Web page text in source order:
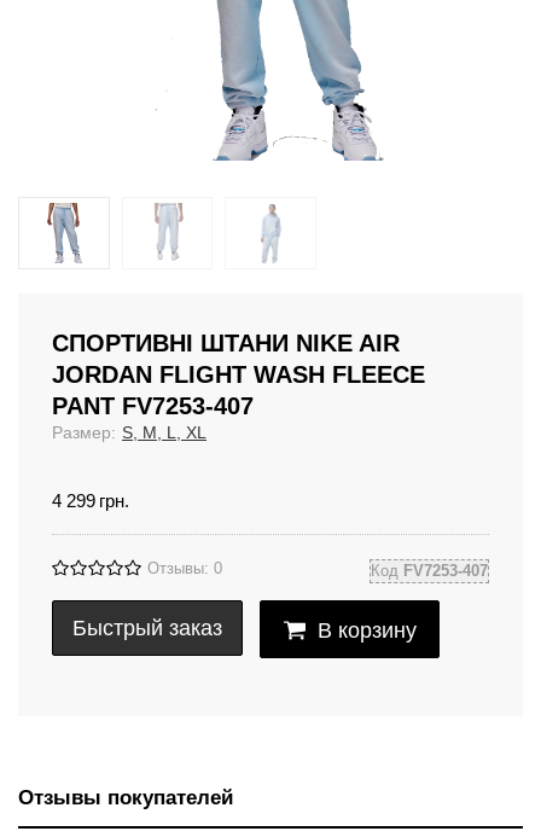
СПОРТИВНІ ШТАНИ NIKE AIR
JORDAN FLIGHT WASH FLEECE
PANT FV7253-407
Размер: S, M, L, XL
4 299 грн.
Отзывы: 0 Код FV7253-407
Быстрый заказ В корзину
Отзывы покупателей